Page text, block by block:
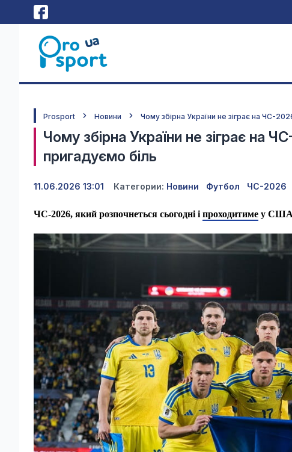
Prosport Новини Чому збірна України не зіграє на ЧС-
Чому збірна України не зіграє на
пригадуємо біль
11.06.2026 13:01 Категории: Новини Футбол ЧС-2026
ЧС-2026, який розпочнеться сьогодні і проходитиме у США,